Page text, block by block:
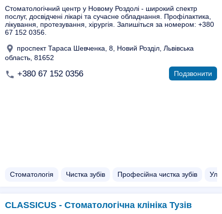
Стоматологічний центр у Новому Роздолі - широкий спектр
послуг, досвідчені лікарі та сучасне обладнання. Профілактика,
лікування, протезування, хірургія. Запишіться за номером: +380
67 152 0356.
проспект Тараса Шевченка, 8, Новий Розділ, Львівська
область, 81652
+380 67 152 0356 Подзвонити
Стоматологія Чистка зубів Професійна чистка зубів
CLASSICUS - Стоматологічна клініка Тузів